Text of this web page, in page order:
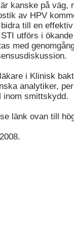
kanske på väg,
av HPV
till en
utförs i
med
i Klinisk
analytiker,
inom smittskydd.
länk ovan till